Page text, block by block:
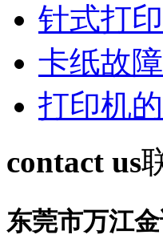
针式打
卡纸故
打印机
contact us
东莞市万江